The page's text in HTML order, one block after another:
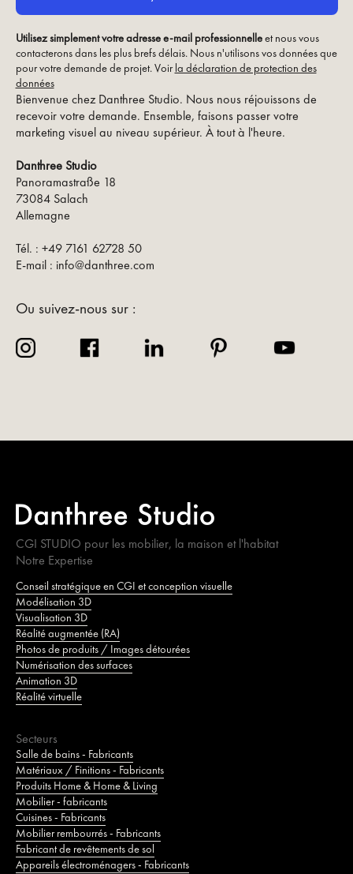
Bienvenue chez Danthree Studio. Nous nous réjouissons de
recevoir votre demande. Ensemble, faisons passer votre
marketing visuel au niveau supérieur. À tout à l'heure.
Danthree Studio
Panoramastraße 18
73084 Salach
Allemagne
Tél. : +49 7161 62728 50
E-mail : info@danthree.com
Ou suivez-nous sur :
Utilisez simplement votre adresse e-mail professionnelleet nous vous
contacterons dans les plus brefs délais. Nous n'utilisons vos données que
pour votre demande de projet. Voirla déclaration de protection des
données
CGI STUDIO pour les mobilier, la maison et l'habitat
Notre Expertise
Conseil stratégique en CGI et conception visuelle
Modélisation 3D
Visualisation 3D
Réalité augmentée (RA)
Photos de produits / Images détourées
Numérisation des surfaces
Animation 3D
Réalité virtuelle
Secteurs
Salle de bains - Fabricants
Matériaux / Finitions - Fabricants
Produits Home & Home & Living
Mobilier - fabricants
Cuisines - Fabricants
Mobilier rembourrés - Fabricants
Fabricant de revêtements de sol
Appareils électroménagers - Fabricants